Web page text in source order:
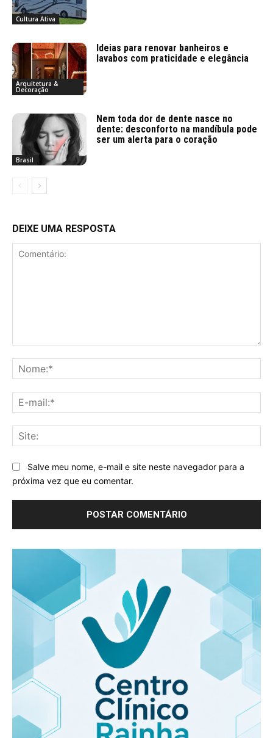
Cultura Ativa
Arquitetura &
Decoração
Ideias para renovar banheiros e
lavabos com praticidade e elegância
Brasil
Nem toda dor de dente nasce no
dente: desconforto na mandíbula pode
ser um alerta para o coração
DEIXE UMA RESPOSTA
Salve meu nome, e-mail e site neste navegador para a
próxima vez que eu comentar.